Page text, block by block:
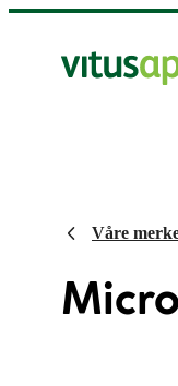
Våre